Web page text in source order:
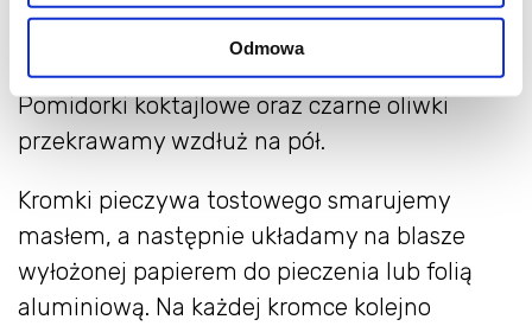
Odmowa
Jak zrobić tosty hawajskie?
Pomidorki koktajlowe oraz czarne oliwki
przekrawamy wzdłuż na pół.
Kromki pieczywa tostowego smarujemy
masłem, a następnie układamy na blasze
wyłożonej papierem do pieczenia lub folią
aluminiową. Na każdej kromce kolejno